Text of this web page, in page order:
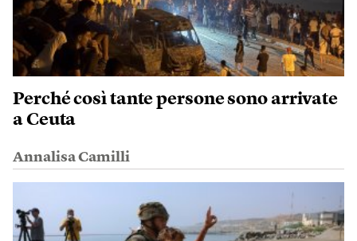
Perché così tante persone sono arrivate
a Ceuta
Annalisa Camilli